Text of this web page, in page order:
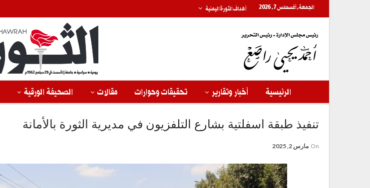
الجمعة, أغسطس 7, 2026 أهداف الثورة اليمنية
الرئيسية أخبار وتقارير تحقيقات وحوارات مقالات الصحيفة الورقية
تنفيذ طبقة اسفلتية بشارع التلفزيون في مديرية الثورة بالأمانة
On مارس 2, 2025